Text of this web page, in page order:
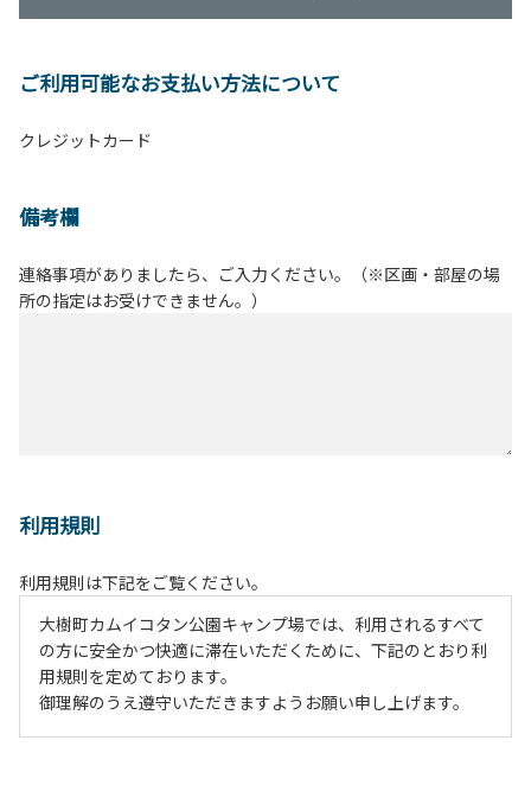
ご利用可能なお支払い方法について
クレジットカード
備考欄
連絡事項がありましたら、ご入力ください。（※区画・部屋の場
所の指定はお受けできません。）
利用規則
利用規則は下記をご覧ください。
大樹町カムイコタン公園キャンプ場では、利用されるすべて
の方に安全かつ快適に滞在いただくために、下記のとおり利
用規則を定めております。
御理解のうえ遵守いただきますようお願い申し上げます。